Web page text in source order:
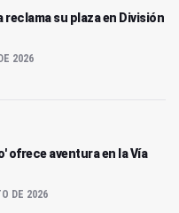
reclama su plaza en División
2026
ofrece aventura en la Vía
DE 2026